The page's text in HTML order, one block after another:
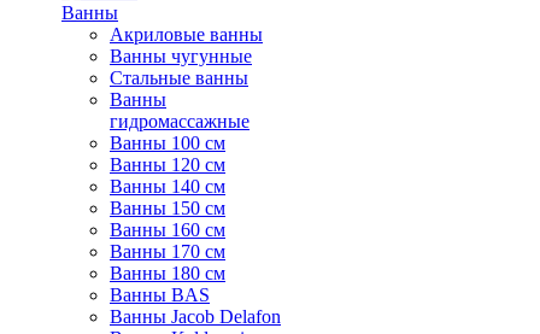
Ванны
Акриловые ванны
Ванны чугунные
Стальные ванны
Ванны
гидромассажные
Ванны 100 см
Ванны 120 см
Ванны 140 см
Ванны 150 см
Ванны 160 см
Ванны 170 см
Ванны 180 см
Ванны BAS
Ванны Jacob Delafon